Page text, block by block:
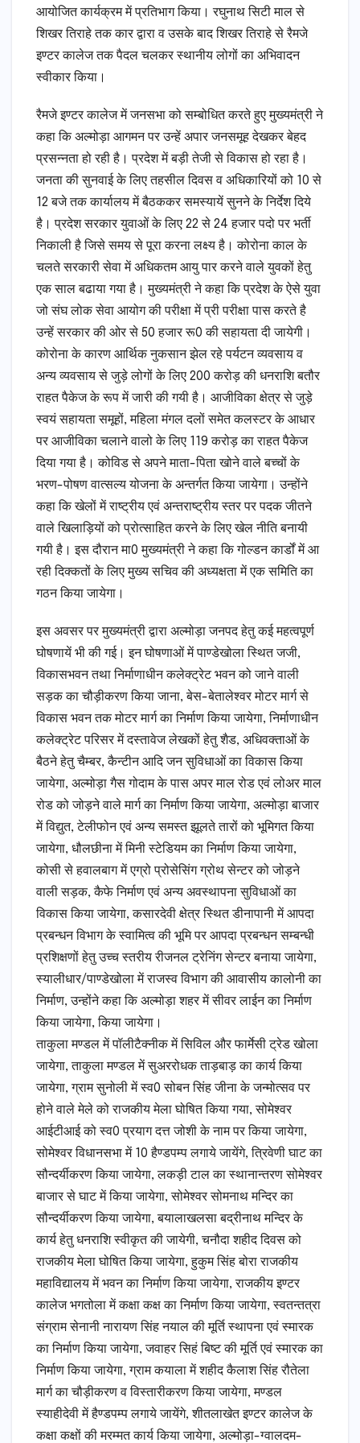
आयोजित कार्यक्रम में प्रतिभाग किया। रघुनाथ सिटी माल से
शिखर तिराहे तक कार द्वारा व उसके बाद शिखर तिराहे से रैमजे
इण्टर कालेज तक पैदल चलकर स्थानीय लोगों का अभिवादन
स्वीकार किया।
रैमजे इण्टर कालेज में जनसभा को सम्बोधित करते हुए मुख्यमंत्री ने
कहा कि अल्मोड़ा आगमन पर उन्हें अपार जनसमूह देखकर बेहद
प्रसन्नता हो रही है। प्रदेश में बड़ी तेजी से विकास हो रहा है।
जनता की सुनवाई के लिए तहसील दिवस व अधिकारियों को 10 से
12 बजे तक कार्यालय में बैठककर समस्यायें सुनने के निर्देश दिये
है। प्रदेश सरकार युवाओं के लिए 22 से 24 हजार पदो पर भर्ती
निकाली है जिसे समय से पूरा करना लक्ष्य है। कोरोना काल के
चलते सरकारी सेवा में अधिकतम आयु पार करने वाले युवकों हेतु
एक साल बढाया गया है। मुख्यमंत्री ने कहा कि प्रदेश के ऐसे युवा
जो संघ लोक सेवा आयोग की परीक्षा में प्री परीक्षा पास करते है
उन्हें सरकार की ओर से 50 हजार रू0 की सहायता दी जायेगी।
कोरोना के कारण आर्थिक नुकसान झेल रहे पर्यटन व्यवसाय व
अन्य व्यवसाय से जुड़े लोगों के लिए 200 करोड़ की धनराशि बतौर
राहत पैकेज के रूप में जारी की गयी है। आजीविका क्षेत्र से जुड़े
स्वयं सहायता समूहों, महिला मंगल दलों समेत कलस्टर के आधार
पर आजीविका चलाने वालो के लिए 119 करोड़ का राहत पैकेज
दिया गया है। कोविड से अपने माता-पिता खोने वाले बच्चों के
भरण-पोषण वात्सल्य योजना के अन्तर्गत किया जायेगा। उन्होंने
कहा कि खेलों में राष्ट्रीय एवं अन्तराष्ट्रीय स्तर पर पदक जीतने
वाले खिलाड़ियों को प्रोत्साहित करने के लिए खेल नीति बनायी
गयी है। इस दौरान मा0 मुख्यमंत्री ने कहा कि गोल्डन कार्डों में आ
रही दिक्कतों के लिए मुख्य सचिव की अध्यक्षता में एक समिति का
गठन किया जायेगा।
इस अवसर पर मुख्यमंत्री द्वारा अल्मोड़ा जनपद हेतु कई महत्वपूर्ण
घोषणायें भी की गई। इन घोषणाओं में पाण्डेखोला स्थित जजी,
विकासभवन तथा निर्माणाधीन कलेक्ट्रेट भवन को जाने वाली
सड़क का चौड़ीकरण किया जाना, बेस-बेतालेश्वर मोटर मार्ग से
विकास भवन तक मोटर मार्ग का निर्माण किया जायेगा, निर्माणाधीन
कलेक्ट्रेट परिसर में दस्तावेज लेखकों हेतु शैड, अधिवक्ताओं के
बैठने हेतु चैम्बर, कैन्टीन आदि जन सुविधाओं का विकास किया
जायेगा, अल्मोड़ा गैस गोदाम के पास अपर माल रोड एवं लोअर माल
रोड को जोड़ने वाले मार्ग का निर्माण किया जायेगा, अल्मोड़ा बाजार
में विद्युत, टेलीफोन एवं अन्य समस्त झूलते तारों को भूमिगत किया
जायेगा, धौलछीना में मिनी स्टेडियम का निर्माण किया जायेगा,
कोसी से हवालबाग में एग्रो प्रोसेसिंग ग्रोथ सेन्टर को जोड़ने
वाली सड़क, कैफे निर्माण एवं अन्य अवस्थापना सुविधाओं का
विकास किया जायेगा, कसारदेवी क्षेत्र स्थित डीनापानी में आपदा
प्रबन्धन विभाग के स्वामित्व की भूमि पर आपदा प्रबन्धन सम्बन्धी
प्रशिक्षणों हेतु उच्च स्तरीय रीजनल ट्रेनिंग सेन्टर बनाया जायेगा,
स्यालीधार/पाण्डेखोला में राजस्व विभाग की आवासीय कालोनी का
निर्माण, उन्होंने कहा कि अल्मोड़ा शहर में सीवर लाईन का निर्माण
किया जायेगा, किया जायेगा।
ताकुला मण्डल में पॉलीटैक्नीक में सिविल और फार्मेसी ट्रेड खोला
जायेगा, ताकुला मण्डल में सुअररोधक ताड़बाड़ का कार्य किया
जायेगा, ग्राम सुनोली में स्व0 सोबन सिंह जीना के जन्मोत्सव पर
होने वाले मेले को राजकीय मेला घोषित किया गया, सोमेश्वर
आईटीआई को स्व0 प्रयाग दत्त जोशी के नाम पर किया जायेगा,
सोमेश्वर विधानसभा में 10 हैण्डपम्प लगाये जायेंगे, त्रिवेणी घाट का
सौन्दर्यीकरण किया जायेगा, लकड़ी टाल का स्थानान्तरण सोमेश्वर
बाजार से घाट में किया जायेगा, सोमेश्वर सोमनाथ मन्दिर का
सौन्दर्यीकरण किया जायेगा, बयालाखलसा बद्रीनाथ मन्दिर के
कार्य हेतु धनराशि स्वीकृत की जायेगी, चनौदा शहीद दिवस को
राजकीय मेला घोषित किया जायेगा, हुकुम सिंह बोरा राजकीय
महाविद्यालय में भवन का निर्माण किया जायेगा, राजकीय इण्टर
कालेज भगतोला में कक्षा कक्ष का निर्माण किया जायेगा, स्वतन्तत्रा
संग्राम सेनानी नारायण सिंह नयाल की मूर्ति स्थापना एवं स्मारक
का निर्माण किया जायेगा, जवाहर सिहं बिष्ट की मूर्ति एवं स्मारक का
निर्माण किया जायेगा, ग्राम कयाला में शहीद कैलाश सिंह रौतेला
मार्ग का चौड़ीकरण व विस्तारीकरण किया जायेगा, मण्डल
स्याहीदेवी में हैण्डपम्प लगाये जायेंगे, शीतलाखेत इण्टर कालेज के
कक्षा कक्षों की मरम्मत कार्य किया जायेगा, अल्मोड़ा-ग्वालदम-